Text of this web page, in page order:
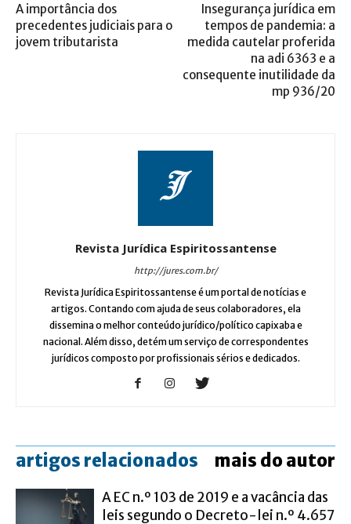
A importância dos
precedentes judiciais para o
jovem tributarista
Insegurança jurídica em
tempos de pandemia: a
medida cautelar proferida
na adi 6363 e a
consequente inutilidade da
mp 936/20
Revista Jurídica Espiritossantense
http://jures.com.br/
Revista Jurídica Espiritossantense é um portal de notícias e
artigos. Contando com ajuda de seus colaboradores, ela
dissemina o melhor conteúdo jurídico/político capixaba e
nacional. Além disso, detém um serviço de correspondentes
jurídicos composto por profissionais sérios e dedicados.
artigos relacionados mais do autor
A EC n.º 103 de 2019 e a vacância das
leis segundo o Decreto-lei n.º 4.657